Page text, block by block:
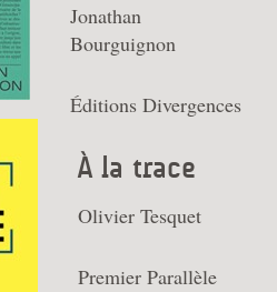
Jonathan
Bourguignon
Éditions Divergences
À la trace
Olivier Tesquet
Premier Parallèle